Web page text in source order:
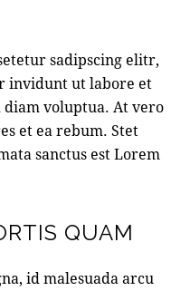
sadipscing elitr,
invidunt ut labore et
diam voluptua. At vero
et ea rebum. Stet
sanctus est Lorem
QUAM
id malesuada arcu